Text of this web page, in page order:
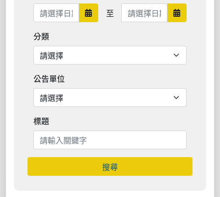
日期範圍開始
至 日期範圍結束 日期範圍
分類
公告單位
標題
搜尋